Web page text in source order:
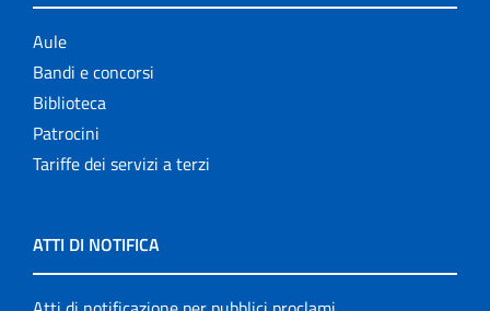
Aule
Bandi e concorsi
Biblioteca
Patrocini
Tariffe dei servizi a terzi
ATTI DI NOTIFICA